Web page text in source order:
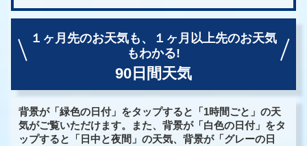
１ヶ月先のお天気も、
１ヶ月以上先のお天気
もわかる!
90日間天気
背景が「緑色の日付」をタップすると「1時間ごと」の天
気がご覧いただけます。また、背景が「白色の日付」をタ
ップすると「日中と夜間」の天気、背景が「グレーの日